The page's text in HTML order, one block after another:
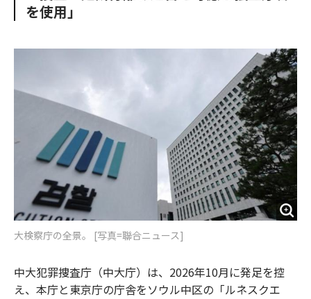
o
r
を使用」
大検察庁の全景。 [写真=聯合ニュース]
中大犯罪捜査庁（中大庁）は、2026年10月に発足を控
え、本庁と東京庁の庁舎をソウル中区の「ルネスクエ